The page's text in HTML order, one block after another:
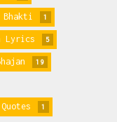
Bhakti 1
Lyrics 5
19
1